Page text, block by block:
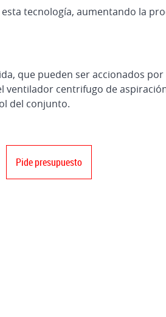
tecnología, aumentando la
que pueden ser accionados
ventilador centrifugo de
del conjunto.
Pide presupuesto